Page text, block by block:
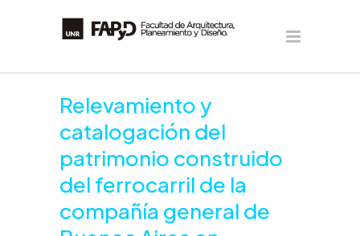
Relevamiento y
catalogación del
patrimonio construido
del ferrocarril de la
compañía general de